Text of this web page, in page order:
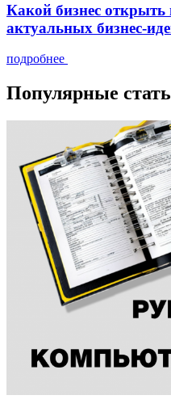
Какой бизнес
актуальных бизнес-
подробнее
Популярные